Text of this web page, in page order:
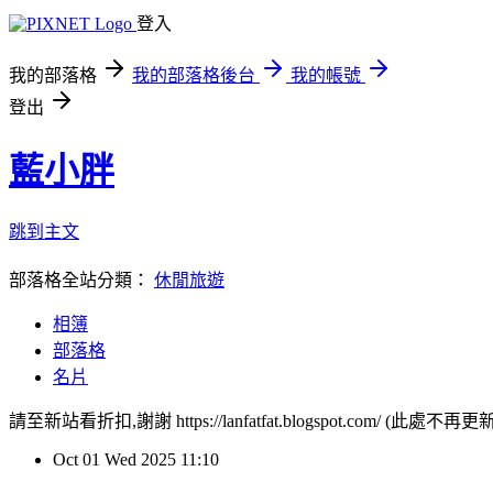
登入
我的部落格 我的部落格後台
我的帳號
登出
藍小胖
跳到主文
部落格全站分類： 休閒旅遊
相簿
部落格
名片
請至新站看折扣,謝謝 https://lanfatfat.blogspot.com/ (此處不再更
Oct 01 Wed 2025 11:10